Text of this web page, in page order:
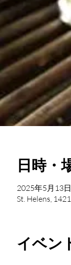
日時・
2025年5月13
St. Helens,
イベン